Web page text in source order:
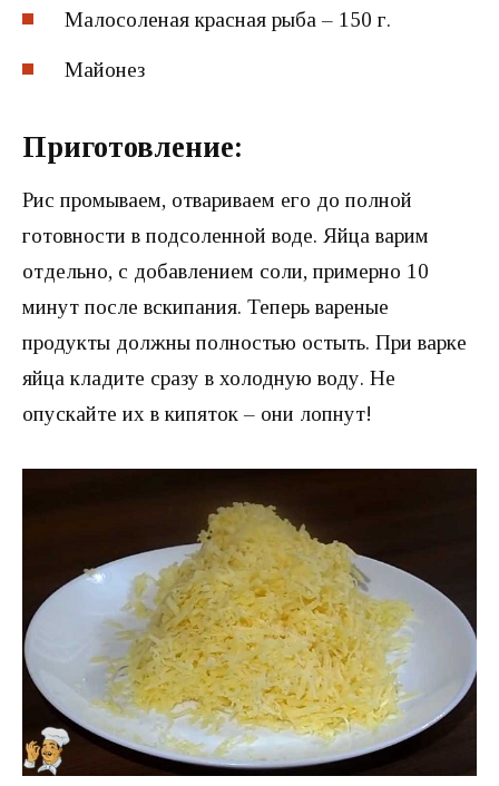
Малосоленая красная рыба – 150 г.
Майонез
Приготовление:
Рис промываем, отвариваем его до полной
готовности в подсоленной воде. Яйца варим
отдельно, с добавлением соли, примерно 10
минут после вскипания. Теперь вареные
продукты должны полностью остыть. При варке
яйца кладите сразу в холодную воду. Не
опускайте их в кипяток – они лопнут!